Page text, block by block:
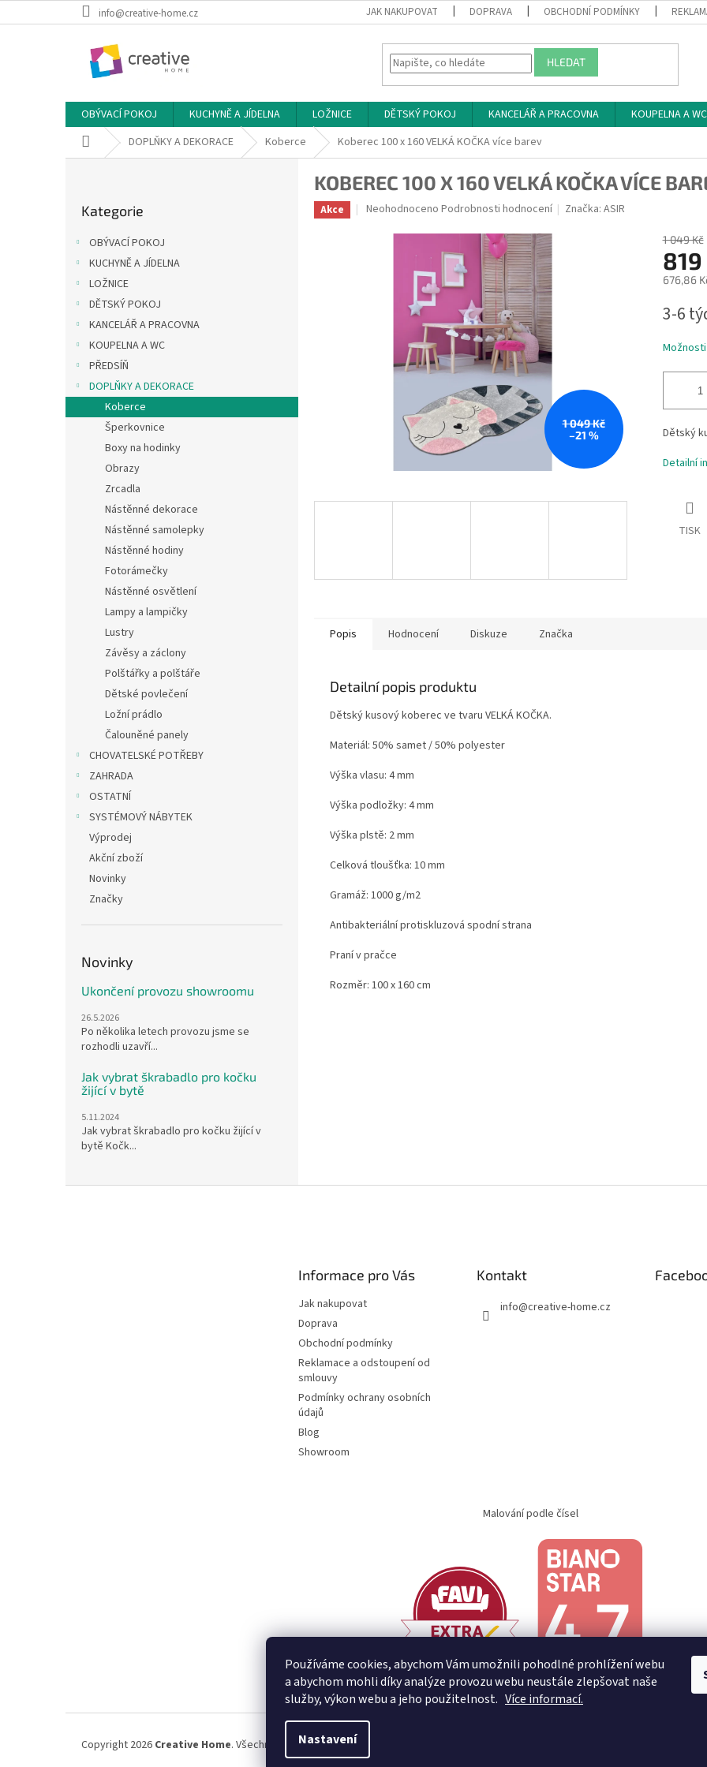
Používáme cookies, abychom Vám umožnili pohodlné prohlížení webu
a abychom mohli díky analýze provozu webu neustále zlepšovat naše
služby, výkon webu a jeho použitelnost. Více informací.
Nastavení
na
info@creative-home.cz JAK NAKUPOVAT DOPRAVA OBCHODNÍ PODMÍNKY
HLEDAT
OBÝVACÍ POKOJ KUCHYNĚ A JÍDELNA LOŽNICE DĚTSKÝ POKOJ KANCELÁŘ A PRACOVNA
KOUPELNA A WC
Domů DOPLŇKY A DEKORACE Koberce Koberec 100 x 160 VELKÁ KOČKA více barev
l
kategorie
Kategorie
OBÝVACÍ POKOJ
KUCHYNĚ A JÍDELNA
LOŽNICE
DĚTSKÝ POKOJ
KANCELÁŘ A PRACOVNA
KOUPELNA A WC
PŘEDSÍŇ
DOPLŇKY A DEKORACE
Koberce
Šperkovnice
Boxy na hodinky
Obrazy
Zrcadla
Nástěnné dekorace
Nástěnné samolepky
Nástěnné hodiny
Fotorámečky
Nástěnné osvětlení
Lampy a lampičky
Lustry
Závěsy a záclony
Polštářky a polštáře
Dětské povlečení
Ložní prádlo
Čalouněné panely
CHOVATELSKÉ POTŘEBY
ZAHRADA
OSTATNÍ
SYSTÉMOVÝ NÁBYTEK
Výprodej
Akční zboží
Novinky
Značky
Novinky
Ukončení provozu showroomu
26.5.2026
Po několika letech provozu jsme se
rozhodli uzavří...
Jak vybrat škrabadlo pro kočku
žijící v bytě
5.11.2024
Jak vybrat škrabadlo pro kočku žijící v
bytě Kočk...
KOBEREC 100 X 160 VELKÁ KOČKA VÍCE
Akce
Průměrné
produktu
hvězdiček.
Neohodnoceno Podrobnosti hodnocení Značka:ASIR
1 049 Kč
–21 %
1 049 Kč
819
676,86
cena:
3-6
Dětský
Detailní
TISK
Popis Hodnocení Diskuze Značka
Detailní popis produktu
Dětský kusový koberec ve tvaru VELKÁ KOČKA.
Materiál: 50% samet / 50% polyester
Výška vlasu: 4 mm
Výška podložky: 4 mm
Výška plstě: 2 mm
Celková tloušťka: 10 mm
Gramáž: 1000 g/m2
Antibakteriální protiskluzová spodní strana
Praní v pračce
Rozměr: 100 x 160 cm
Informace pro Vás
Jak nakupovat
Doprava
Obchodní podmínky
Reklamace a odstoupení od
smlouvy
Podmínky ochrany osobních
údajů
Blog
Showroom
Kontakt
info@creative-home.cz
Malování podle čísel
Copyright 2026 Creative Home. Všechna práva vyhrazena.